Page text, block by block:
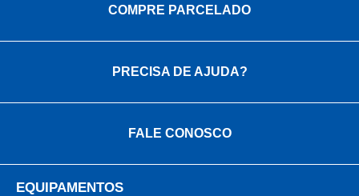
COMPRE PARCELADO
PRECISA DE AJUDA?
FALE CONOSCO
EQUIPAMENTOS